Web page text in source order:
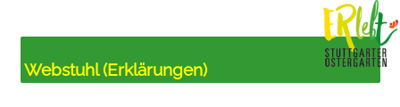
Webstuhl (Erklärungen)